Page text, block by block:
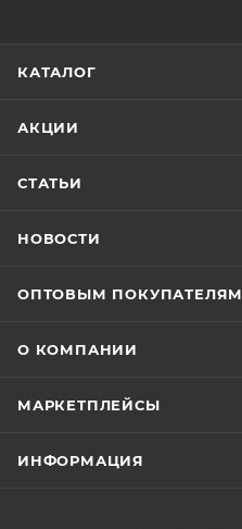
КАТАЛОГ
АКЦИИ
СТАТЬИ
НОВОСТИ
ОПТОВЫМ ПОКУПАТЕЛЯМ
О КОМПАНИИ
МАРКЕТПЛЕЙСЫ
ИНФОРМАЦИЯ